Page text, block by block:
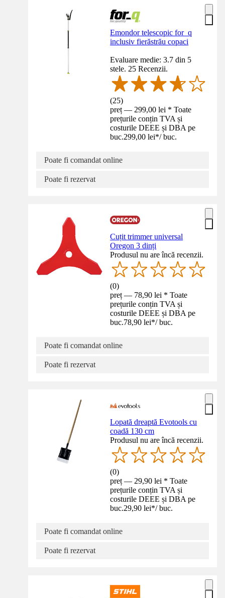
Emondor telescopic for_q
inclusiv fierăstrău copaci
Evaluare medie: 3.7 din 5
stele. 25 Recenzii.
(25)
preț — 299,00 lei * Toate
prețurile conțin TVA și
costurile DEEE și DBA pe
buc.299,00 lei*/ buc.
Poate fi comandat online
Poate fi rezervat
Cuțit trimmer universal
Oregon 3 dinți
Produsul nu are încă recenzii.
(0)
preț — 78,90 lei * Toate
prețurile conțin TVA și
costurile DEEE și DBA pe
buc.78,90 lei*/ buc.
Poate fi comandat online
Poate fi rezervat
Lopată dreaptă Evotools cu
coadă 130 cm
Produsul nu are încă recenzii.
(0)
preț — 29,90 lei * Toate
prețurile conțin TVA și
costurile DEEE și DBA pe
buc.29,90 lei*/ buc.
Poate fi comandat online
Poate fi rezervat